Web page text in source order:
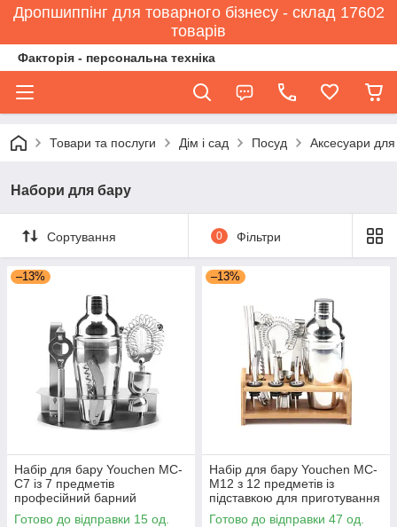
Дропшиппінг для товарного бізнесу - склад 17602
товарів
Факторія - персональна техніка
Товари та послуги Дім і сад Посуд Аксесуари
Набори для бару
Сортування 0 Фільтри
–13%
Набір для бару Youchen MC-
C7 із 7 предметів
професійний барний
інвентар подарунковий
Готово до відправки 15 од.
–13%
Набір для бару Youchen MC-
M12 з 12 предметів із
підставкою для приготування
коктейлів
Готово до відправки 47 од.